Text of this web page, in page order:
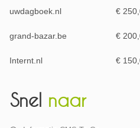
uwdagboek.nl
€
grand-bazar.be
€
Internt.nl
€
Snel naar